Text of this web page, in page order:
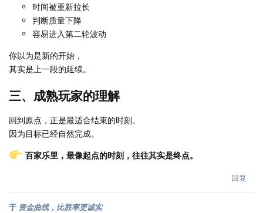
时间被重新拉长
判断质量下降
容易进入第二轮波动
你以为是新的开始，
其实是上一段的延续。
三、成熟玩家的理解
回到原点，正是最适合结束的时刻。
因为目标已经自然完成。
百家乐里，最像起点的时刻，往往其实是终点。
回复
于 资金曲线，比胜率更诚实